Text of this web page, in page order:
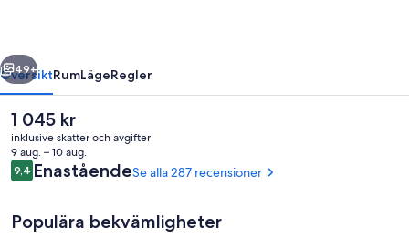
Nästa
49+
ÖversiktRumLägeRegler
Det
nuvarande
priset
är
1 045 kr
1 045 kr
inklusive skatter och avgifter
9 aug. – 10 aug.
Recensioner
9,49,4 av 10,
EnaståendeSe alla 287 recensioner
Populära bekvämligheter